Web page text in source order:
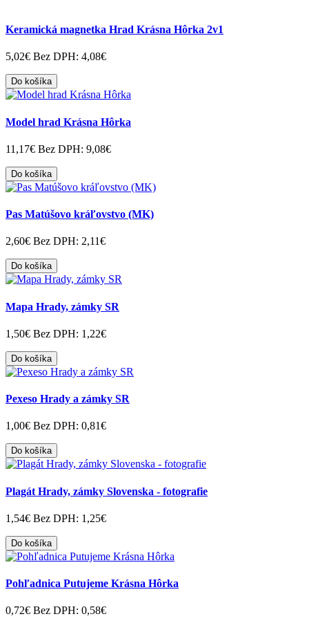
Keramická magnetka Hrad Krásna Hôrka 2v1
5,02€ Bez DPH: 4,08€
Do košíka
Model hrad Krásna Hôrka
11,17€ Bez DPH: 9,08€
Do košíka
Pas Matúšovo kráľovstvo (MK)
2,60€ Bez DPH: 2,11€
Do košíka
Mapa Hrady, zámky SR
1,50€ Bez DPH: 1,22€
Do košíka
Pexeso Hrady a zámky SR
1,00€ Bez DPH: 0,81€
Do košíka
Plagát Hrady, zámky Slovenska - fotografie
1,54€ Bez DPH: 1,25€
Do košíka
Pohľadnica Putujeme Krásna Hôrka
0,72€ Bez DPH: 0,58€